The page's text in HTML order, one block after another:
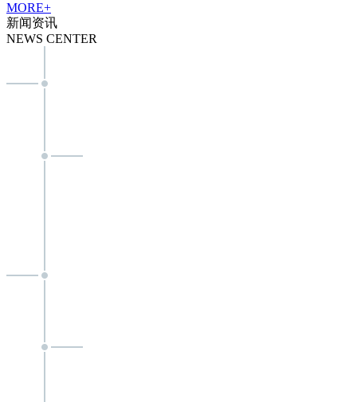
MORE+
新闻资讯
NEWS CENTER